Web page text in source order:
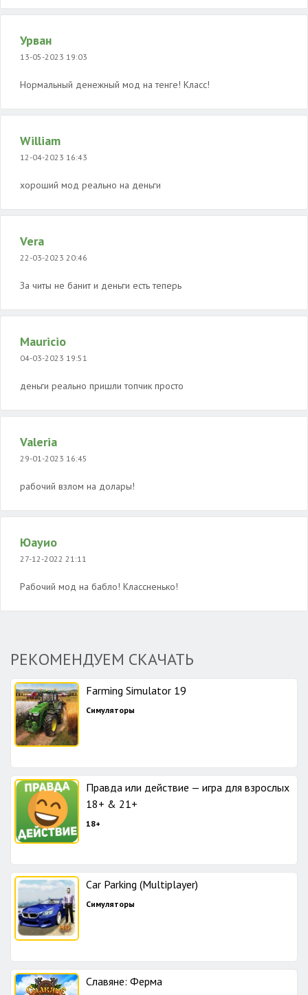
Урван
13-05-2023 19:03
Нормальный денежный мод на тенге! Класс!
William
12-04-2023 16:43
хороший мод реально на деньги
Vera
22-03-2023 20:46
За читы не банит и деньги есть теперь
Mauricio
04-03-2023 19:51
деньги реально пришли топчик просто
Valeria
29-01-2023 16:45
рабочий взлом на долары!
Юауио
27-12-2022 21:11
Рабочий мод на бабло! Классненько!
РЕКОМЕНДУЕМ СКАЧАТЬ
Farming Simulator 19
Симуляторы
Правда или действие — игра для взрослых
18+ & 21+
18+
Car Parking (Multiplayer)
Симуляторы
Славяне: Ферма